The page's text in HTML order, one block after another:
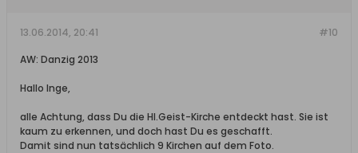
#10
13.06.2014, 20:41
AW: Danzig 2013
Hallo Inge,
alle Achtung, dass Du die Hl.Geist-Kirche entdeckt hast. Sie ist
kaum zu erkennen, und doch hast Du es geschafft.
Damit sind nun tatsächlich 9 Kirchen auf dem Foto.